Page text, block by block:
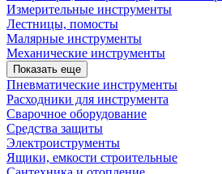
Измерительные инструменты
Лестницы, помосты
Малярные инструменты
Механические инструменты
Показать еще
Пневматические инструменты
Расходники для инструмента
Сварочное оборудование
Средства защиты
Электроиструменты
Ящики, емкости строительные